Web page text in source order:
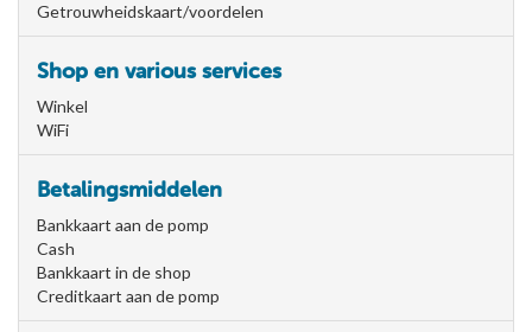
Getrouwheidskaart/voordelen
Shop en various services
Winkel
WiFi
Betalingsmiddelen
Bankkaart aan de pomp
Cash
Bankkaart in de shop
Creditkaart aan de pomp